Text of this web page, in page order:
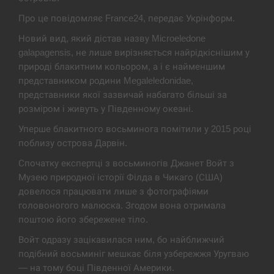
14:53
Экс-послу в США Стефанишиной вручили новое
подозрение и избирают меру…
СЕРПЕНЬ
У Росії розгортається ракетний підрозділ КНДР –
Reuters
СЕРПЕНЬ
14:23
хотя у партнеров они…
СЕРПЕНЬ
У Румунії затоплять чотири баржі для
СЕРПЕНЬ
Про це повідомляє France24, передає Укрінформ.
Новий вид, який дістав назву Microeledone
galapagensis, не лише вирізняється найрідкіснішим у
природі блакитним кольором, а і є найменшим
представником родини Megaleledonidae,
представники якої зазвичай набагато більші за
розміром і живуть у Південному океані.
Уперше блакитного восьминога помітили у 2015 році
поблизу острова Дарвін.
Спочатку експертці з восьминогів Джанет Войт з
Музею природної історії Філда в Чикаго (США)
довелося працювати лише з фотографіями
головоногого малюска. Згодом вона отримала
поштою його збережене тіло.
Войт одразу зацікавилася ним, бо найближчий
подібний восьминіг мешкає біля узбережжя Уругваю
— на тому боці Південної Америки.